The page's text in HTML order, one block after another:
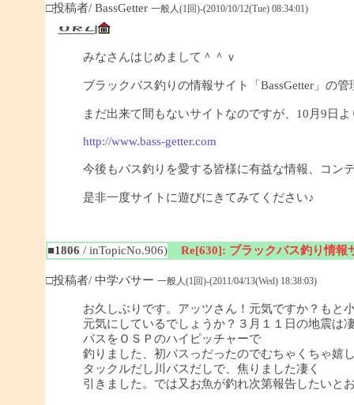
□投稿者/ BassGetter 一般人(1回)-(2010/10/12(Tue) 08:34:01)
みなさんはじめまして＾＾ｖ
ブラックバス釣りの情報サイト「BassGetter」の管
まだ出来て間もないサイトなのですが、10月9日
http://www.bass-getter.com
今後もバス釣りを愛する皆様に有益な情報、コン
是非一度サイトに遊びにきてみてください♪
■1806 / inTopicNo.906) Re[630]: ブラックバス釣り情報
□投稿者/ 中学バサー 一般人(1回)-(2011/04/13(Wed) 18:38:03)
お久しぶりです。アッツさん！元気ですか？もと
元気にしているでしょうか？３月１１日の地震は
バスをＯＳＰのハイピッチャーで
釣りました、初バスっだったのでむちゃくちゃ嬉
タックルだし川バスだしで、焦りました凄く
引きました。では又お魚が釣れ次第報告したいと